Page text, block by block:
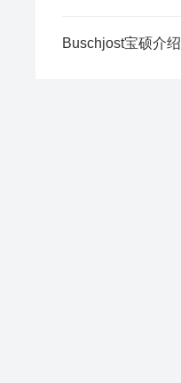
Buschjost宝硕介绍